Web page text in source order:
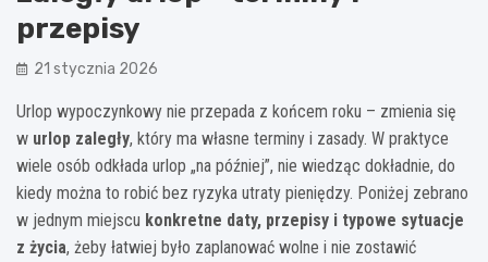
przepisy
21 stycznia 2026
Urlop wypoczynkowy nie przepada z końcem roku – zmienia się
w urlop zaległy, który ma własne terminy i zasady. W praktyce
wiele osób odkłada urlop „na później”, nie wiedząc dokładnie, do
kiedy można to robić bez ryzyka utraty pieniędzy. Poniżej zebrano
w jednym miejscu konkretne daty, przepisy i typowe sytuacje
z życia, żeby łatwiej było zaplanować wolne i nie zostawić